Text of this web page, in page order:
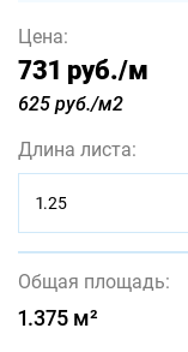
Цена:
731 руб./м
625 руб./м2
Длина листа:
1.25
Общая площадь:
1.375 м²